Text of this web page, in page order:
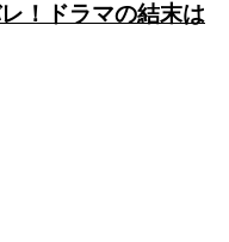
！ドラマの結末は